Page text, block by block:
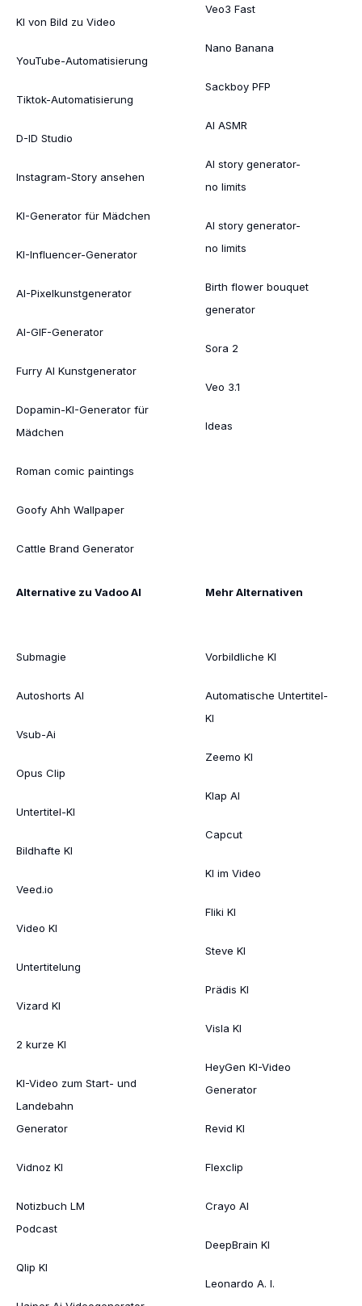
KI von Bild zu Video
YouTube-Automatisierung
Tiktok-Automatisierung
D-ID Studio
Instagram-Story ansehen
KI-Generator für Mädchen
KI-Influencer-Generator
AI-Pixelkunstgenerator
AI-GIF-Generator
Furry AI Kunstgenerator
Dopamin-KI-Generator für
Mädchen
Roman comic paintings
Goofy Ahh Wallpaper
Cattle Brand Generator
Veo3 Fast
Nano Banana
Sackboy PFP
AI ASMR
AI story generator-
no limits
AI story generator-
no limits
Birth flower bouquet
generator
Sora 2
Veo 3.1
Ideas
Alternative zu Vadoo AI
Submagie
Autoshorts AI
Vsub-Ai
Opus Clip
Untertitel-KI
Bildhafte KI
Veed.io
Video KI
Untertitelung
Vizard KI
2 kurze KI
KI-Video zum Start- und
Landebahn
Generator
Vidnoz KI
Notizbuch LM
Podcast
Qlip KI
Mehr Alternativen
Vorbildliche KI
Automatische Untertitel-
KI
Zeemo KI
Klap AI
Capcut
KI im Video
Fliki KI
Steve KI
Prädis KI
Visla KI
HeyGen KI-Video
Generator
Revid KI
Flexclip
Crayo AI
DeepBrain KI
Leonardo A. I.